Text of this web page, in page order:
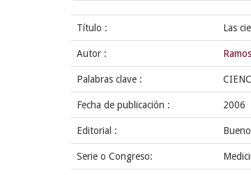
Título : Las
Autor :
Palabras clave :
Fecha de publicación : 2006
Editorial :
Serie o Congreso: